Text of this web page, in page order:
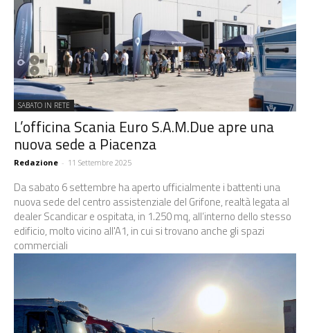
SABATO IN RETE
L’officina Scania Euro S.A.M.Due apre una
nuova sede a Piacenza
Redazione - 11 Settembre 2025
Da sabato 6 settembre ha aperto ufficialmente i battenti una
nuova sede del centro assistenziale del Grifone, realtà legata al
dealer Scandicar e ospitata, in 1.250 mq, all’interno dello stesso
edificio, molto vicino all'A1, in cui si trovano anche gli spazi
commerciali